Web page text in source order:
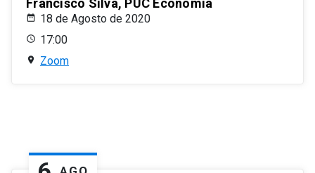
Francisco Silva, PUC Economía
18 de Agosto de 2020
17:00
Zoom